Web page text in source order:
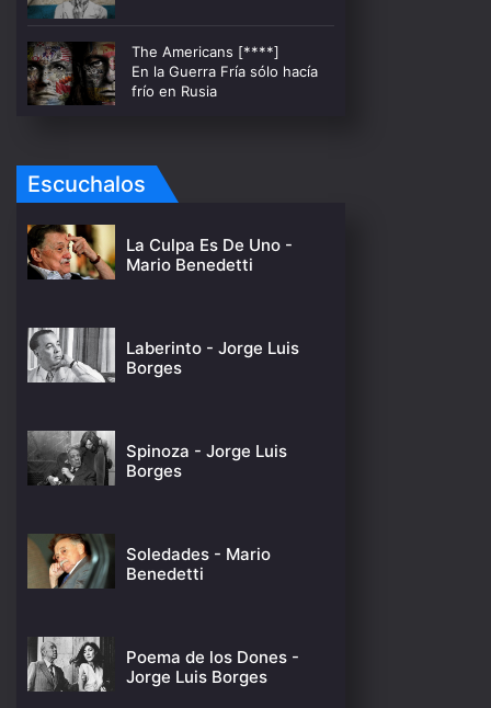
The Americans [****]
En la Guerra Fría sólo hacía
frío en Rusia
Escuchalos
La Culpa Es De Uno -
Mario Benedetti
Laberinto - Jorge Luis
Borges
Spinoza - Jorge Luis
Borges
Soledades - Mario
Benedetti
Poema de los Dones -
Jorge Luis Borges